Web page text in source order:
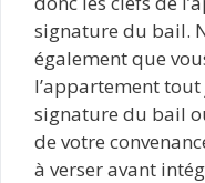
signature du bail.
également que
l’appartement
signature du bail
de votre
à verser avant